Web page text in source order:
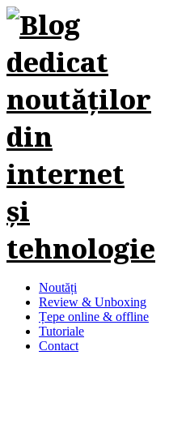
Noutăți
Review & Unboxing
Țepe online & offline
Tutoriale
Contact